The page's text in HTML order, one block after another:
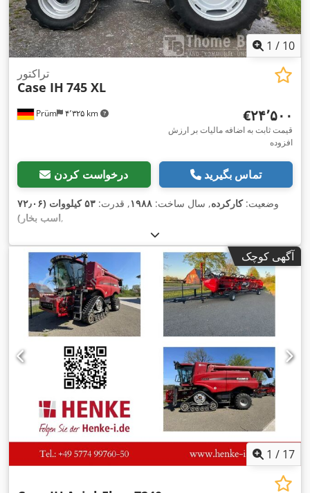
1 / 10
Prüm ۴٬۳۲۵ km
تراکتور
Case IH 745 XL
‎€۲۴٬۵۰۰
قیمت ثابت به اضافه مالیات بر ارزش
افزوده
درخواست کردن تماس بگیرید
وضعیت:کارکرده, سال ساخت: ۱۹۸۸, قدرت:
۵۳ کیلووات (۷۲٫۰۶
اسب بخار),
آگهی کوچک
1 / 17